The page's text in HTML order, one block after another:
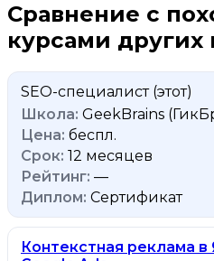
Сравнение с
курсами других
SEO-специалист (этот)
GeekBrains
беспл.
12 месяцев
—
Сертификат
Контекстная реклама